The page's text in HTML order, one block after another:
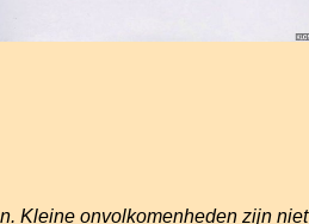
Kleine onvolkomenheden zijn niet